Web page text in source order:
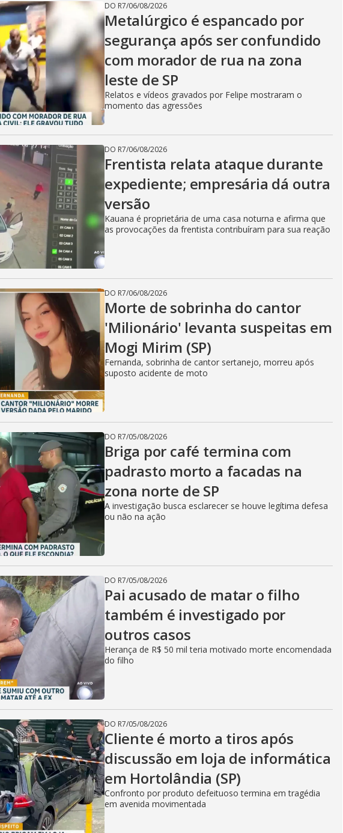
DO R7/06/08/2026
Metalúrgico é espancado por
segurança após ser confundido
com morador de rua na zona
leste de SP
Relatos e vídeos gravados por Felipe mostraram o
momento das agressões
DO R7/06/08/2026
Frentista relata ataque durante
expediente; empresária dá outra
versão
Kauana é proprietária de uma casa noturna e afirma que
as provocações da frentista contribuíram para sua reação
DO R7/06/08/2026
Morte de sobrinha do cantor
'Milionário' levanta suspeitas em
Mogi Mirim (SP)
Fernanda, sobrinha de cantor sertanejo, morreu após
suposto acidente de moto
DO R7/05/08/2026
Briga por café termina com
padrasto morto a facadas na
zona norte de SP
A investigação busca esclarecer se houve legítima defesa
ou não na ação
DO R7/05/08/2026
Pai acusado de matar o filho
também é investigado por
outros casos
Herança de R$ 50 mil teria motivado morte encomendada
do filho
DO R7/05/08/2026
Cliente é morto a tiros após
discussão em loja de informática
em Hortolândia (SP)
Confronto por produto defeituoso termina em tragédia
em avenida movimentada